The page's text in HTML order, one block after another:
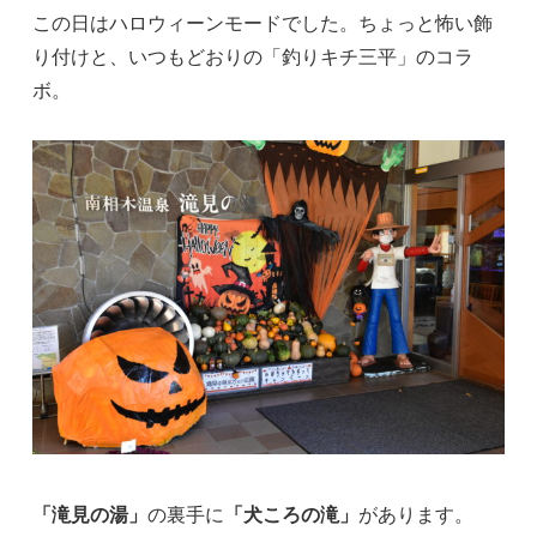
この日はハロウィーンモードでした。ちょっと怖い飾
り付けと、いつもどおりの「釣りキチ三平」のコラ
ボ。
「滝見の湯」の裏手に 「犬ころの滝」 があります。